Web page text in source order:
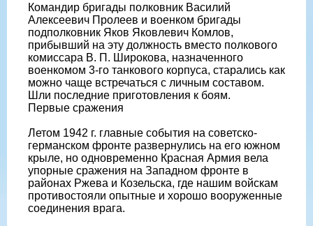
Командир бригады полковник Василий
Алексеевич Пролеев и военком бригады
подполковник Яков Яковлевич Комлов,
прибывший на эту должность вместо полкового
комиссара В. П. Широкова, назначенного
военкомом 3-го танкового корпуса, старались как
можно чаще встречаться с личным составом.
Шли последние приготовления к боям.
Первые сражения
Летом 1942 г. главные события на советско-
германском фронте развернулись на его южном
крыле, но одновременно Красная Армия вела
упорные сражения на Западном фронте в
районах Ржева и Козельска, где нашим войскам
противостояли опытные и хорошо вооруженные
соединения врага.